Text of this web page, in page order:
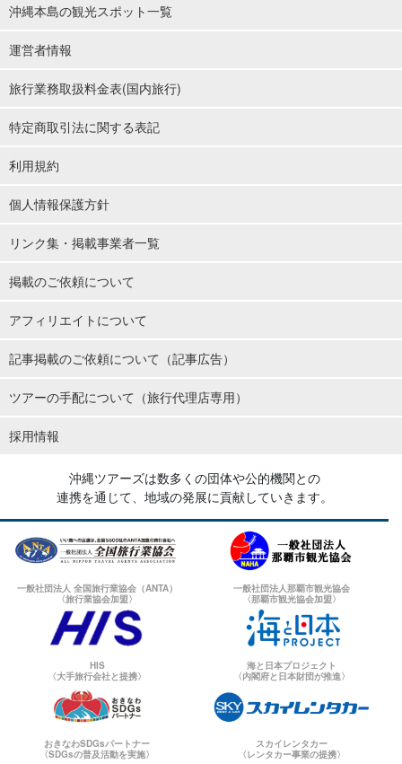
沖縄本島の観光スポット一覧
運営者情報
旅行業務取扱料金表(国内旅行)
特定商取引法に関する表記
利用規約
個人情報保護方針
リンク集・掲載事業者一覧
掲載のご依頼について
アフィリエイトについて
記事掲載のご依頼について（記事広告）
ツアーの手配について（旅行代理店専用）
採用情報
沖縄ツアーズは数多くの団体や公的機関との
連携を通じて、地域の発展に貢献していきます。
一般社団法人 全国旅行業協会（ANTA）
〈旅行業協会加盟〉
一般社団法人那覇市観光協会
〈那覇市観光協会加盟〉
HIS
〈大手旅行会社と提携〉
海と日本プロジェクト
〈内閣府と日本財団が推進〉
おきなわSDGsパートナー
〈SDGsの普及活動を実施〉
スカイレンタカー
〈レンタカー事業の提携〉